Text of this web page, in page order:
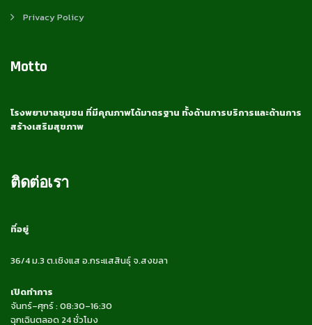
Privacy Policy
Motto
โรงพยาบาลชุมชน ที่มีคุณภาพได้มาตรฐาน ทั้งด้านการบริการและด้านการ
สร้างเสริมสุขภาพ
ติดต่อเรา
ที่อยู่
36/4 ม.3 ต.เชิงแส อ.กระแสสินธุ์ จ.สงขลา
เปิดทำการ
จันทร์–ศุกร์ : 08:30–16:30
ฉุกเฉินตลอด 24 ชั่วโมง